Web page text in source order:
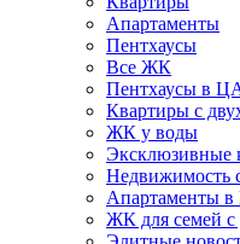
Апартаменты
Пентхаусы
Все ЖК
Пентхаусы в
Квартиры с
ЖК у воды
Эксклюзивные
Недвижимость
Апартаменты
ЖК для семей с